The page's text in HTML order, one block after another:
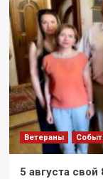
Ветераны
5 августа